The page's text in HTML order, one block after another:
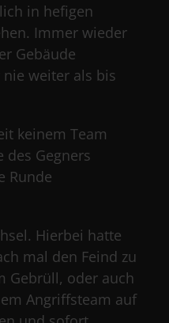
in hefigen
Immer wieder
Gebäude
weiter als bis
keinem Team
des Gegners
Runde
Hierbei hatte
mal den Feind zu
Gebrüll, oder auch
Angriffsteam auf